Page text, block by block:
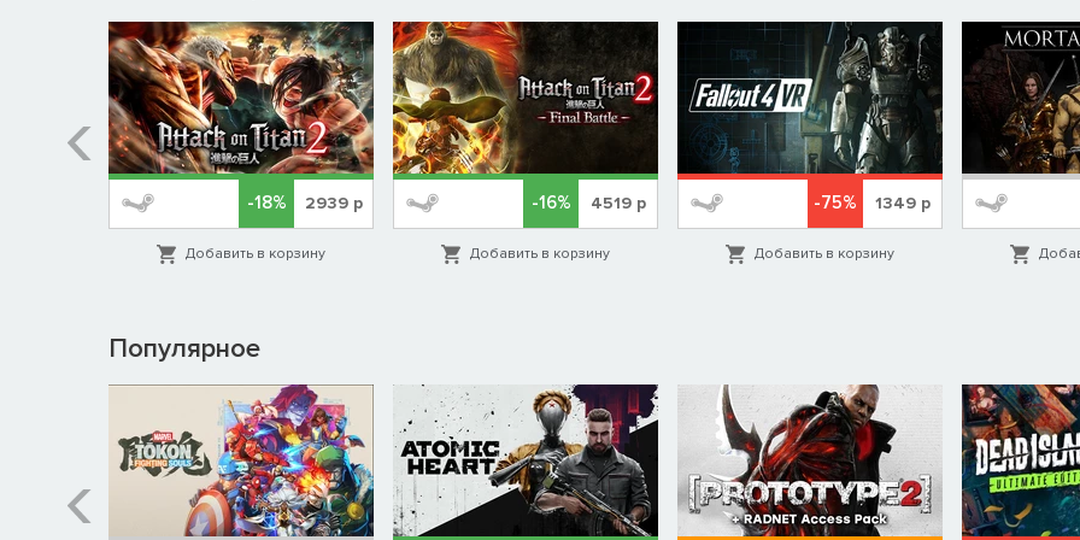
-18% 2939р
Добавить в корзину
-16% 4519р
Добавить в корзину
-75% 1349р
Добавить в корзину
Популярное